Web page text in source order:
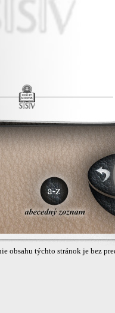
obsahu týchto stránok je bez